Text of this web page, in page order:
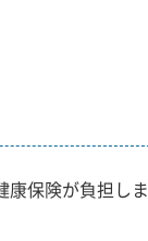
康保険が負担しま